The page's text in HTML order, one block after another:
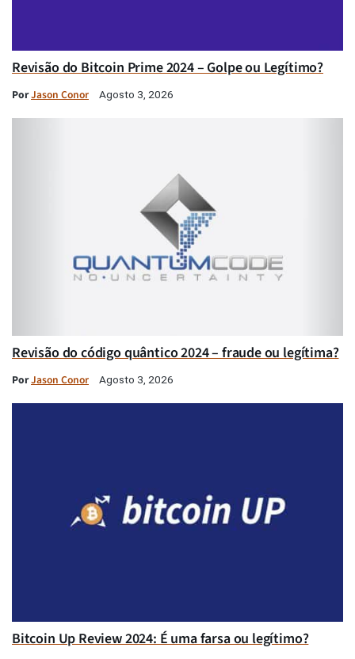
Revisão do Bitcoin Prime 2024 – Golpe ou Legítimo?
PorJason Conor Agosto 3, 2026
Revisão do código quântico 2024 – fraude ou legítima?
PorJason Conor Agosto 3, 2026
Bitcoin Up Review 2024: É uma farsa ou legítimo?